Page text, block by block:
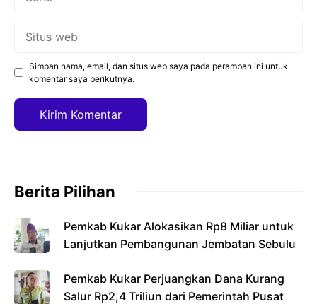
Simpan nama, email, dan situs web saya pada peramban ini untuk
komentar saya berikutnya.
Berita Pilihan
Pemkab Kukar Alokasikan Rp8 Miliar untuk
Lanjutkan Pembangunan Jembatan Sebulu
Pemkab Kukar Perjuangkan Dana Kurang
Salur Rp2,4 Triliun dari Pemerintah Pusat